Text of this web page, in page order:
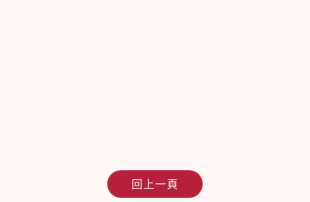
回上一頁